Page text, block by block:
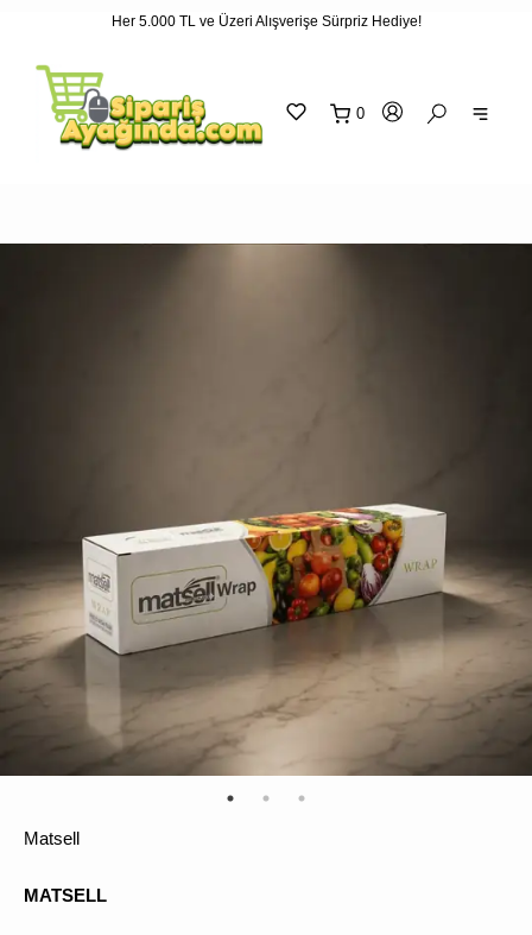
Her 5.000 TL ve Üzeri Alışverişe Sürpriz Hediye!
0
ÜRÜN
""
Matsell
MATSELL